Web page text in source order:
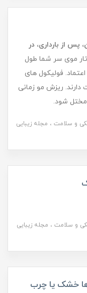
پس از بارداری، در
موی سر شما طول
سالمنبع مورد اعتماد. فولیکول های
دارند. ریزش مو زمانی
شود.
و سلامت
مجله زیبایی
و سلامت
مجله زیبایی
خشک یا چرب